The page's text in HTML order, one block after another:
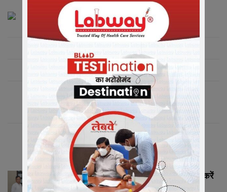
संबंधित लेख
मीडिया में संगठन को सशक्त रूप से प्रस्तुत करें
मीडिया प्रभारी...